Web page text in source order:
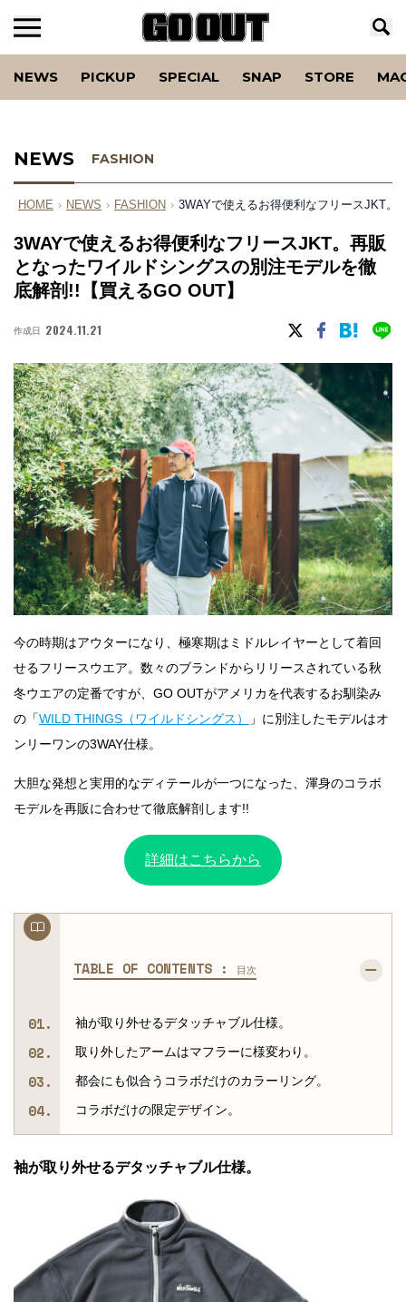
NEWS PICKUP SPECIAL SNAP STORE
NEWS FASHION
HOME › NEWS › FASHION › 3WAYで使えるお得便利なフリースJKT。
3WAYで使えるお得便利なフリースJKT。再販
となったワイルドシングスの別注モデルを徹
底解剖!!【買えるGO OUT】
作成日 2024.11.21
今の時期はアウターになり、極寒期はミドルレイヤーとして着回
せるフリースウエア。数々のブランドからリリースされている秋
冬ウエアの定番ですが、GO OUTがアメリカを代表するお馴染み
の「WILD THINGS（ワイルドシングス）
」に別注したモデルはオ
ンリーワンの3WAY仕様。
大胆な発想と実用的なディテールが一つになった、渾身のコラボ
モデルを再販に合わせて徹底解剖します!!
詳細はこちらから
TABLE OF CONTENTS : 目次
袖が取り外せるデタッチャブル仕様。
取り外したアームはマフラーに様変わり。
都会にも似合うコラボだけのカラーリング。
コラボだけの限定デザイン。
袖が取り外せるデタッチャブル仕様。